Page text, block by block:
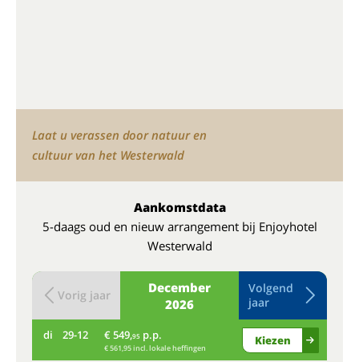
Laat u verassen door natuur en
cultuur van het Westerwald
Aankomstdata
5-daags oud en nieuw arrangement bij Enjoyhotel
Westerwald
December
2026
Vorig jaar
Volgend
jaar
di 29-12 € 549,95 p.p.
€ 561,95 incl. lokale heffingen
Kiezen